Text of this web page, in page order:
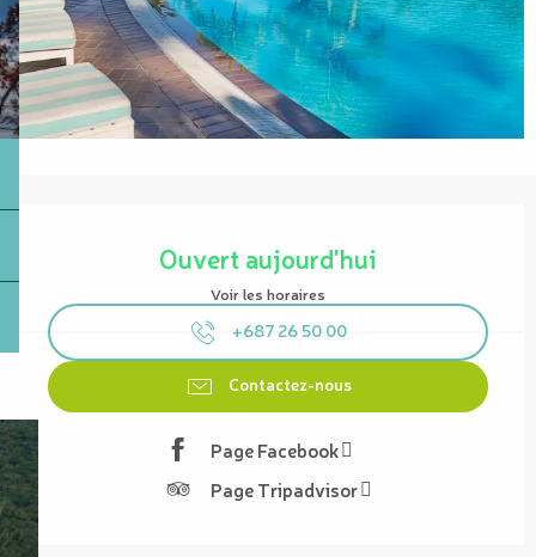
Ouverture et coordonnées
Ouvert aujourd'hui
Voir les horaires
+687 26 50 00
Contactez-nous
Page Facebook
Page Tripadvisor